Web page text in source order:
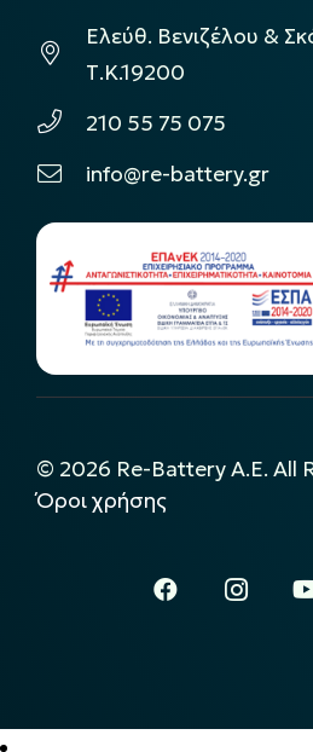
Ελεύθ. Βενιζέλου &
Τ.Κ.19200
210 55 75 075
info@re-battery.gr
© 2026 Re-Battery A.E. All
Όροι χρήσης